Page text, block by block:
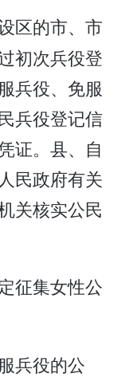
区的市、市
初次兵役登
兵役、免服
兵役登记信
证。县、自
民政府有关
关核实公民
征集女性公
兵役的公